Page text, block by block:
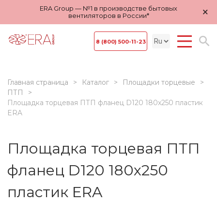
ERA Group — №1 в производстве бытовых
вентиляторов в России*
×
8 (800) 500-11-23
Главная страница Каталог
Площадки торцевые
ПТП
Площадка торцевая ПТП фланец D120 180х250 пластик
ERA
Площадка торцевая ПТП
фланец D120 180х250
пластик ERA